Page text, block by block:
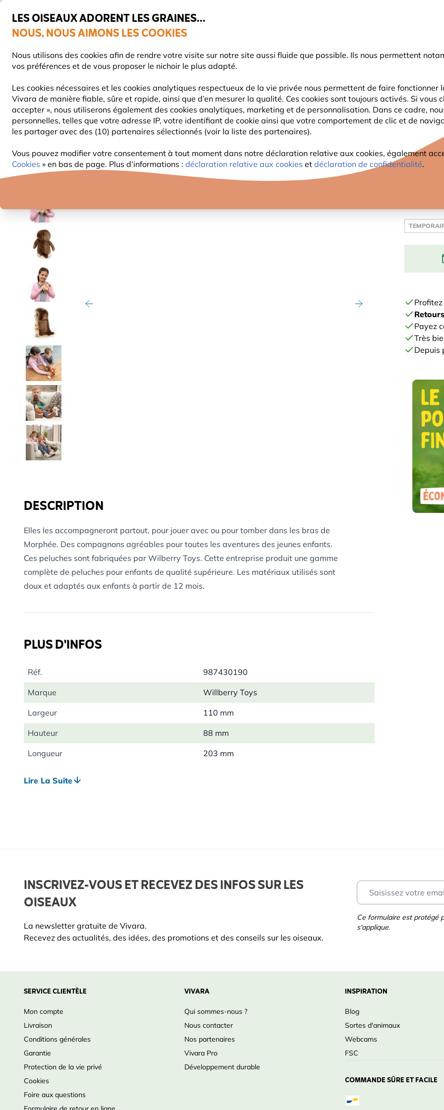
LES OISEAUX ADORENT LES GRAINES...
NOUS, NOUS AIMONS LES COOKIES
Nous utilisons des cookies afin de rendre votre visite sur notre site aussi fluide que possible. Ils nous permettent
vos préférences et de vous proposer le nichoir le plus adapté.
Les cookies nécessaires et les cookies analytiques respectueux de la vie privée nous permettent de faire fonctionner
Vivara de manière fiable, sûre et rapide, ainsi que d’en mesurer la qualité. Ces cookies sont toujours activés. Si vous
accepter », nous utiliserons également des cookies analytiques, marketing et de personnalisation. Dans ce cadre,
personnelles, telles que votre adresse IP, votre identifiant de cookie ainsi que votre comportement de clic et de
les partager avec des (10) partenaires sélectionnés (voir la liste des partenaires).
Vous pouvez modifier votre consentement à tout moment dans notre déclaration relative aux cookies, également
Cookies » en bas de page. Plus d’informations : déclaration relative aux cookies et déclaration de confidentialité.
Livraison express gratuite dès 59 €
Chercher
NOURRITURE MANGEOIRES NICHOIRS FAUNE PLANTES OBSERVATION ENFANTS
Enfants Peluches Peluche chouette hulotte
15% DE RÉDUCTION
stock:
Profitez
Payez
Très
Depuis
DESCRIPTION
Elles les accompagneront partout, pour jouer avec ou pour tomber dans les bras de
Morphée. Des compagnons agréables pour toutes les aventures des jeunes enfants.
Ces peluches sont fabriquées par Wilberry Toys. Cette entreprise produit une gamme
complète de peluches pour enfants de qualité supérieure. Les matériaux utilisés sont
doux et adaptés aux enfants à partir de 12 mois.
PLUS D'INFOS
Réf. 987430190
Marque Willberry Toys
Largeur 110 mm
Hauteur 88 mm
Longueur 203 mm
Lire La Suite
INSCRIVEZ-VOUS ET RECEVEZ DES INFOS SUR LES
OISEAUX
La newsletter gratuite de Vivara.
Recevez des actualités, des idées, des promotions et des conseils sur les oiseaux.
Ce formulaire est protégé
s'applique.
SERVICE CLIENTÈLE
Mon compte
Livraison
Conditions générales
Garantie
Protection de la vie privé
Cookies
Foire aux questions
VIVARA
Qui sommes-nous ?
Nous contacter
Nos partenaires
Vivara Pro
Développement durable
INSPIRATION
Blog
Sortes d'animaux
Webcams
FSC
COMMANDE SÛRE ET FACILE